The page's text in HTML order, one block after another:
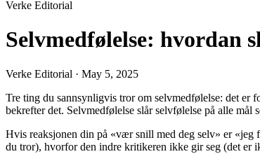
Verke Editorial
Selvmedfølelse: hvordan
Verke Editorial · May 5, 2025
Tre ting du sannsynligvis tror om selvmedfølelse: det
bekrefter det. Selvmedfølelse slår selvfølelse på alle
Hvis reaksjonen din på «vær snill med deg selv» er «jeg
du tror), hvorfor den indre kritikeren ikke gir seg (det er